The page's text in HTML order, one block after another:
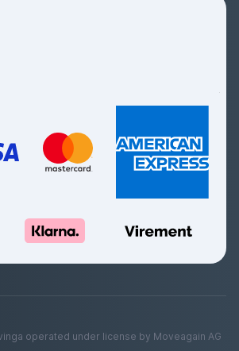
operated under license by Moveagain AG